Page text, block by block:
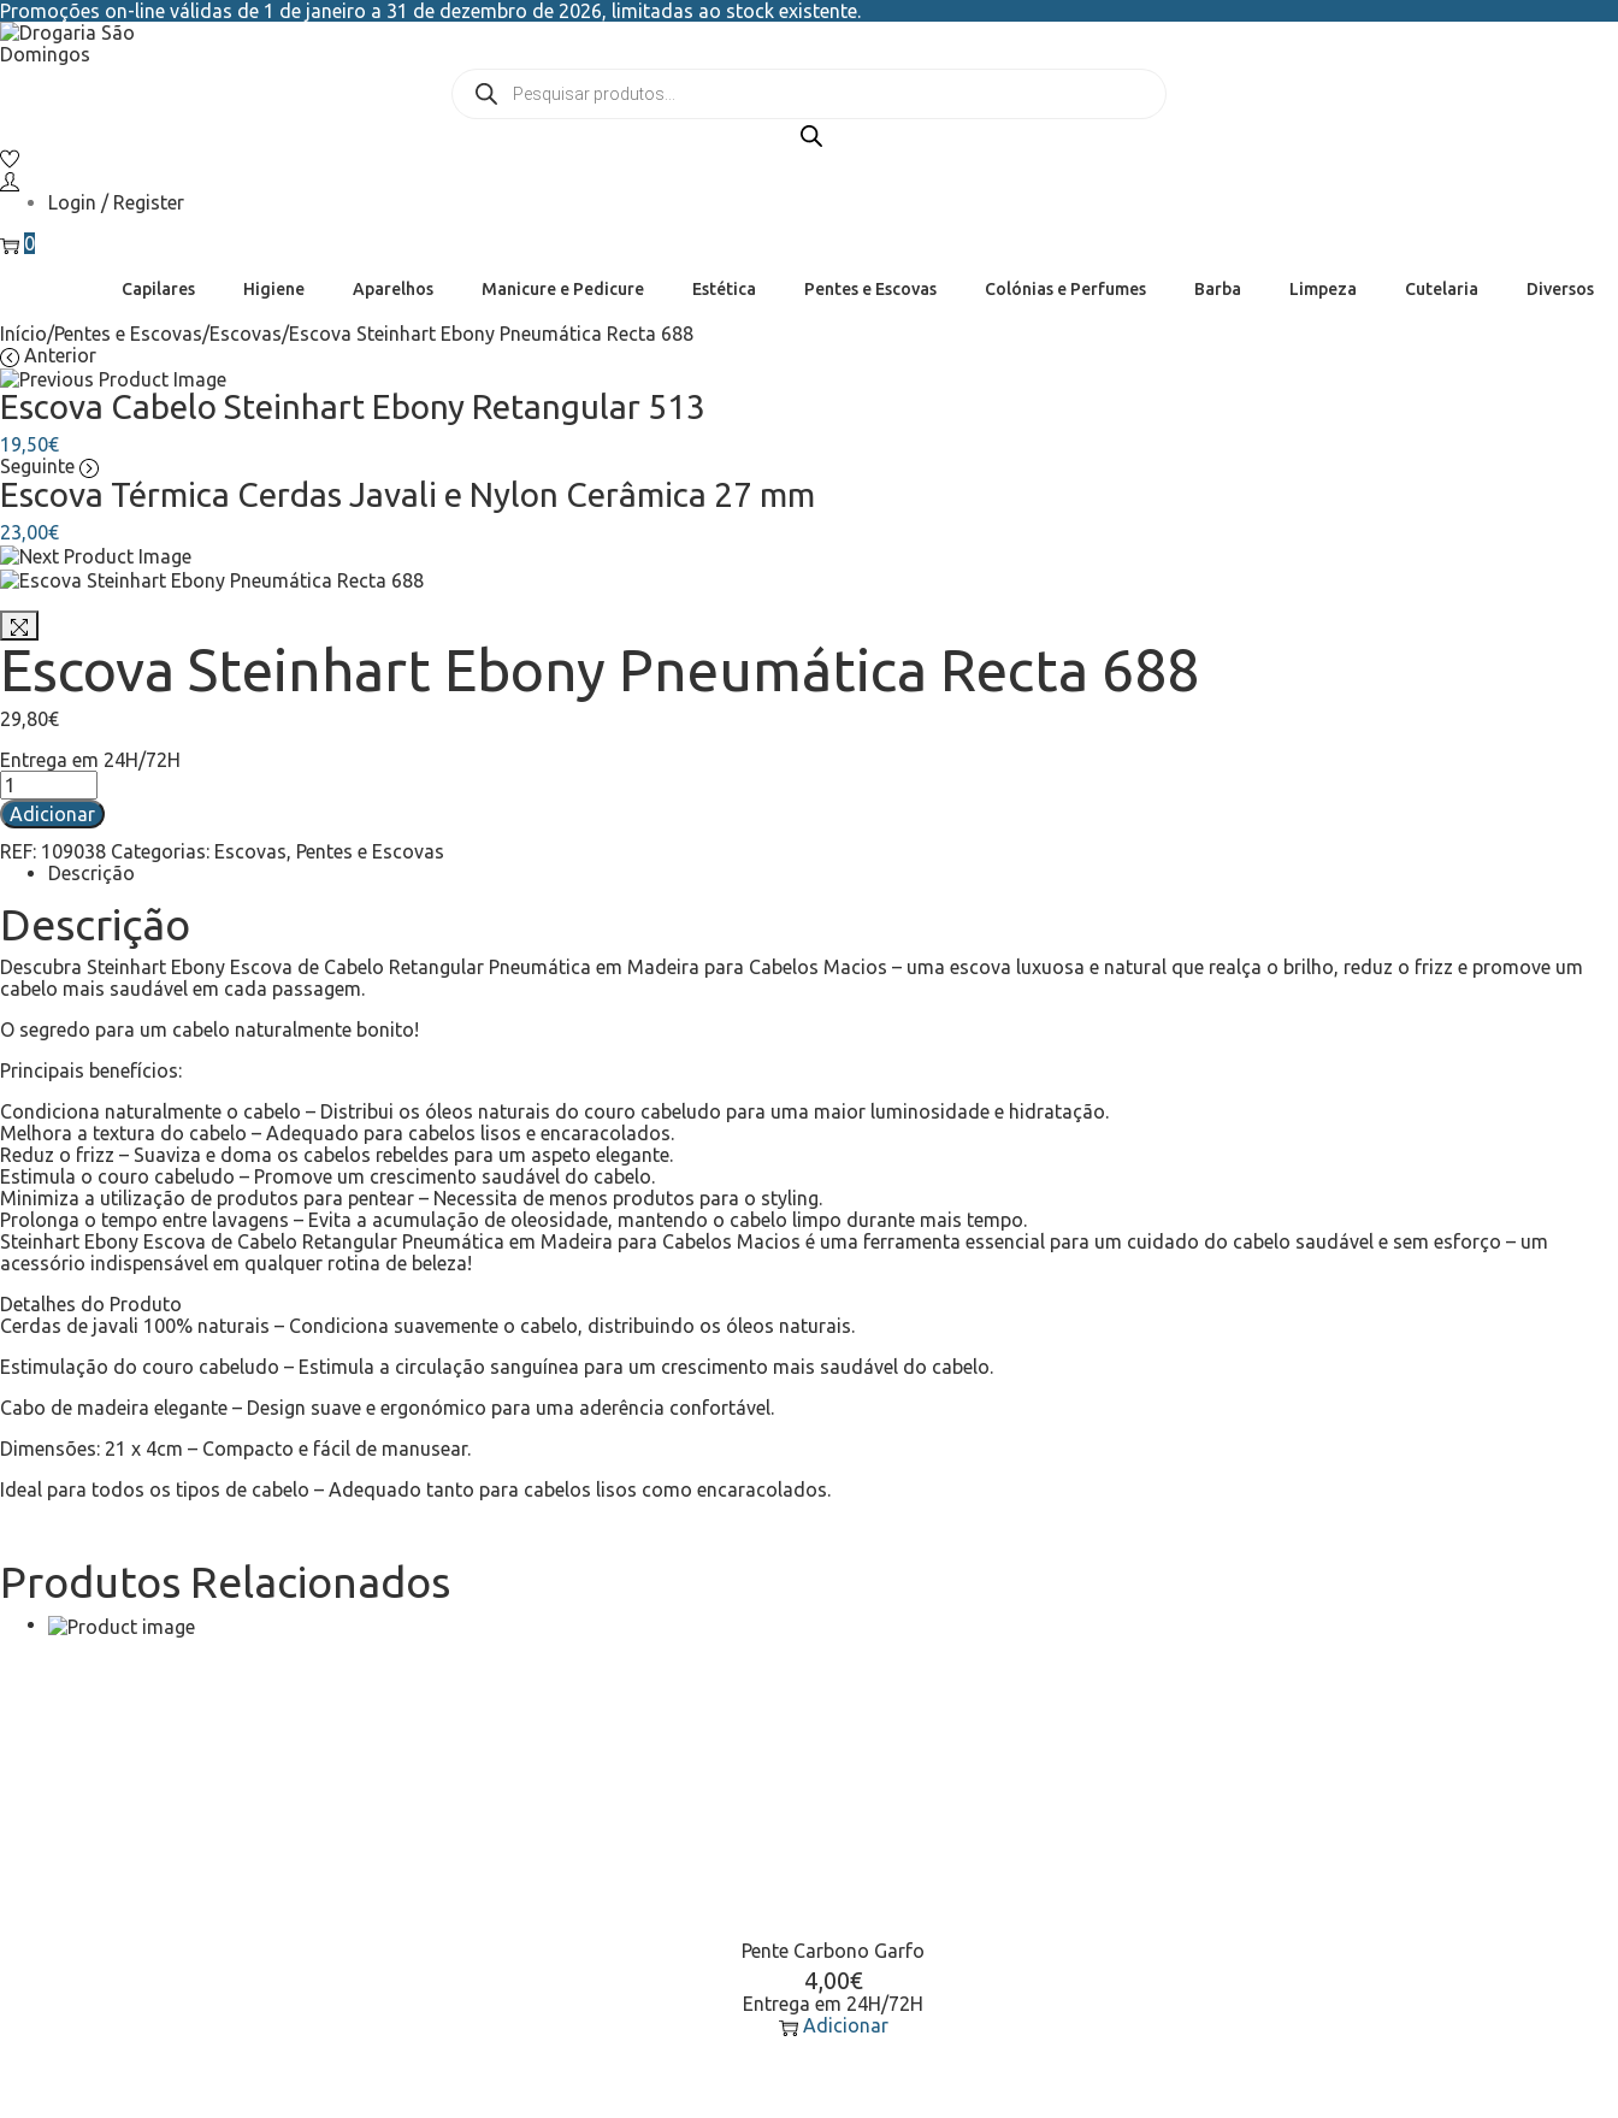
Promoções on-line válidas de 1 de janeiro a 31 de dezembro de 2026, limitadas ao stock existente.
Login / Register
0
Capilares Higiene Aparelhos Manicure e Pedicure Estética Pentes e Escovas Colónias e Perfumes Barba Limpeza Cutelaria Diversos
Início/Pentes e Escovas/Escovas/Escova Steinhart Ebony Pneumática Recta 688
Anterior
Escova Cabelo Steinhart Ebony Retangular 513
19,50€
Seguinte
Escova Térmica Cerdas Javali e Nylon Cerâmica 27 mm
23,00€
Escova Steinhart Ebony Pneumática Recta 688
29,80€
Entrega em 24H/72H
Adicionar
REF: 109038 Categorias: Escovas, Pentes e Escovas
Descrição
Descrição
Descubra Steinhart Ebony Escova de Cabelo Retangular Pneumática em Madeira para Cabelos Macios – uma escova luxuosa e natural que realça o brilho, reduz o frizz e promove um
cabelo mais saudável em cada passagem.
O segredo para um cabelo naturalmente bonito!
Principais benefícios:
Condiciona naturalmente o cabelo – Distribui os óleos naturais do couro cabeludo para uma maior luminosidade e hidratação.
Melhora a textura do cabelo – Adequado para cabelos lisos e encaracolados.
Reduz o frizz – Suaviza e doma os cabelos rebeldes para um aspeto elegante.
Estimula o couro cabeludo – Promove um crescimento saudável do cabelo.
Minimiza a utilização de produtos para pentear – Necessita de menos produtos para o styling.
Prolonga o tempo entre lavagens – Evita a acumulação de oleosidade, mantendo o cabelo limpo durante mais tempo.
Steinhart Ebony Escova de Cabelo Retangular Pneumática em Madeira para Cabelos Macios é uma ferramenta essencial para um cuidado do cabelo saudável e sem esforço – um
acessório indispensável em qualquer rotina de beleza!
Detalhes do Produto
Cerdas de javali 100% naturais – Condiciona suavemente o cabelo, distribuindo os óleos naturais.
Estimulação do couro cabeludo – Estimula a circulação sanguínea para um crescimento mais saudável do cabelo.
Cabo de madeira elegante – Design suave e ergonómico para uma aderência confortável.
Dimensões: 21 x 4cm – Compacto e fácil de manusear.
Ideal para todos os tipos de cabelo – Adequado tanto para cabelos lisos como encaracolados.
Produtos Relacionados
Pente Carbono Garfo
4,00€
Entrega em 24H/72H
Adicionar